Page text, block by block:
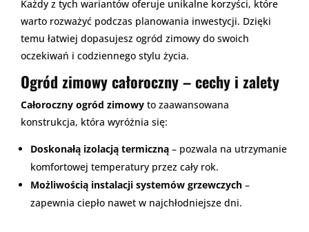
Każdy z tych wariantów oferuje unikalne korzyści, które
warto rozważyć podczas planowania inwestycji. Dzięki
temu łatwiej dopasujesz ogród zimowy do swoich
oczekiwań i codziennego stylu życia.
Ogród zimowy całoroczny – cechy i zalety
Całoroczny ogród zimowy to zaawansowana
konstrukcja, która wyróżnia się:
Doskonałą izolacją termiczną – pozwala na utrzymanie
komfortowej temperatury przez cały rok.
Możliwością instalacji systemów grzewczych –
zapewnia ciepło nawet w najchłodniejsze dni.